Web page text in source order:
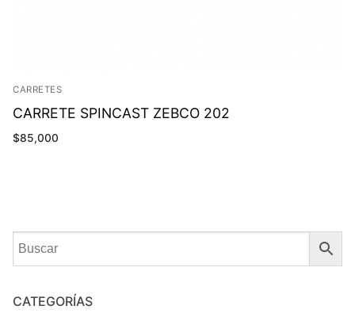
CARRETES
CARRETE SPINCAST ZEBCO 202
$85,000
CATEGORÍAS